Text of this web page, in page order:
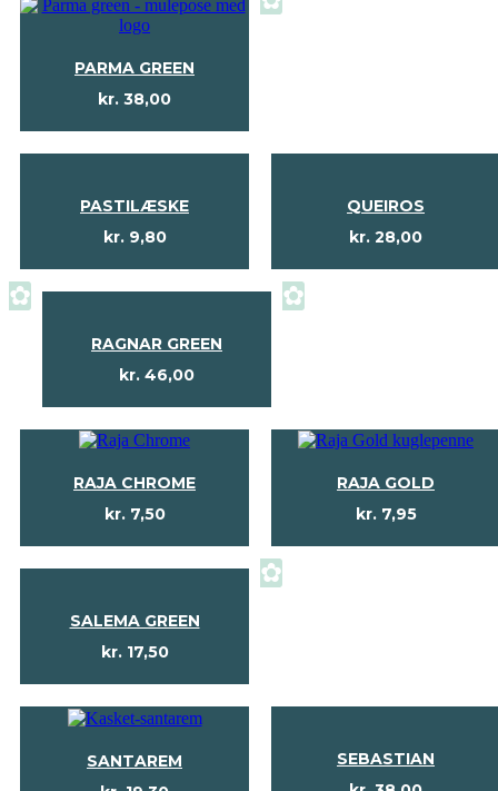
PARMA GREEN
kr. 38,00
PASTILÆSKE
kr.9,80
QUEIROS
kr. 28,00
✿
RAGNAR GREEN
kr. 46,00
✿
RAJA CHROME
kr.7,50
RAJA GOLD
kr.7,95
SALEMA GREEN
kr.17,50
✿
SANTAREM
SEBASTIAN